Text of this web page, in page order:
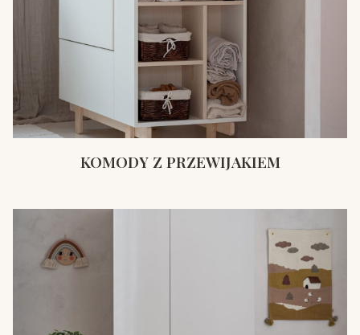
KOMODY Z PRZEWIJAKIEM